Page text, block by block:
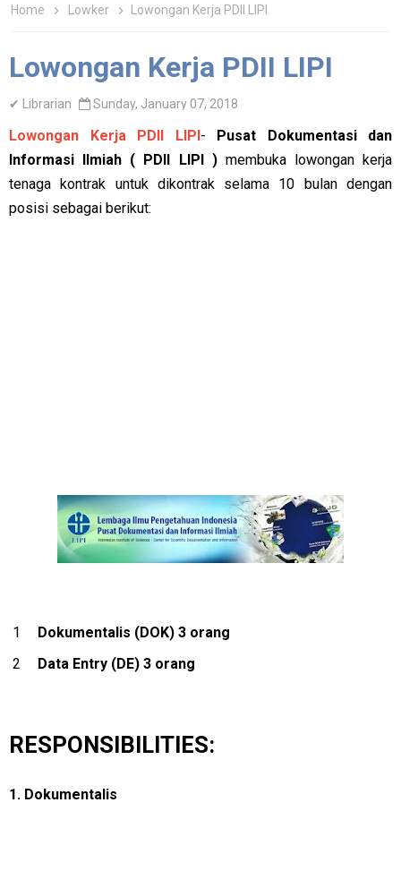
Home Lowker Lowongan Kerja PDII LIPI
Lowongan Kerja PDII LIPI
✔ Librarian Sunday, January 07, 2018
Lowongan Kerja PDII LIPI- Pusat Dokumentasi dan
Informasi Ilmiah ( PDII LIPI ) membuka lowongan kerja
tenaga kontrak untuk dikontrak selama 10 bulan dengan
posisi sebagai berikut:
Dokumentalis (DOK) 3 orang
Data Entry (DE) 3 orang
RESPONSIBILITIES:
1. Dokumentalis